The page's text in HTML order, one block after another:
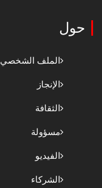
حول
الملف الشخصي
الإنجاز
الثقافة
مسؤولة
الفيديو
الشركاء